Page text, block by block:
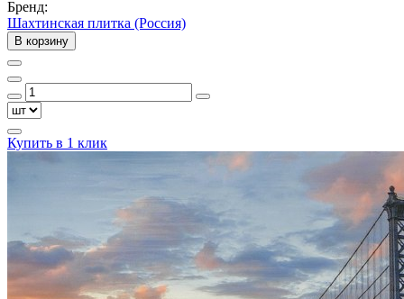
Бренд:
Шахтинская плитка (Россия)
В корзину
Купить в 1 клик